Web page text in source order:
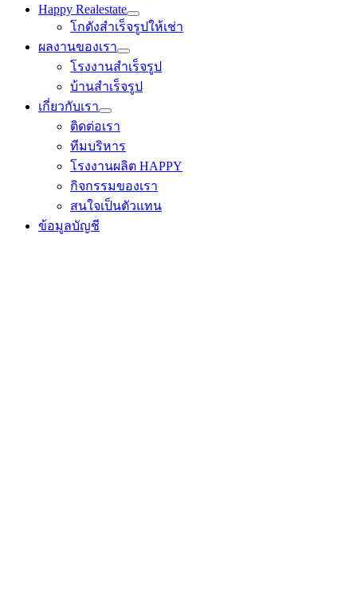
Happy Realestate
โกดังสำเร็จรูปให้เช่า
ผลงานของเรา
โรงงานสำเร็จรูป
บ้านสำเร็จรูป
เกี่ยวกับเรา
ติดต่อเรา
ทีมบริหาร
โรงงานผลิต HAPPY
กิจกรรมของเรา
สนใจเป็นตัวแทน
ข้อมูลบัญชี